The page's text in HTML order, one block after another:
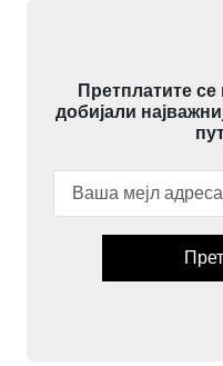
Претплатите
добијали